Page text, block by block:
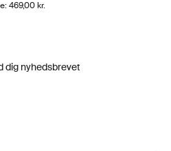
469,00 kr.
dig nyhedsbrevet